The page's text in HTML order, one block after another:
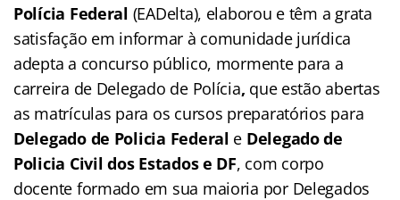
Polícia Federal (EADelta), elaborou e têm a grata
satisfação em informar à comunidade jurídica
adepta a concurso público, mormente para a
carreira de Delegado de Polícia, que estão abertas
as matrículas para os cursos preparatórios para
Delegado de Policia Federal e Delegado de
Policia Civil dos Estadose DF, com corpo
docente formado em sua maioria por Delegados